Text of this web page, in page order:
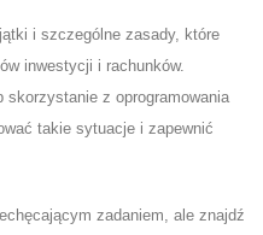
i szczególne zasady, które
inwestycji i rachunków.
skorzystanie z oprogramowania
takie sytuacje i zapewnić
zadaniem, ale znajdź